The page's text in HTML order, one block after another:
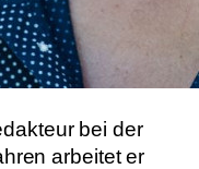
bei der
arbeitet er